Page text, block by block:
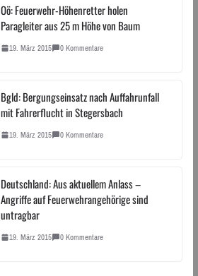
Oö: Feuerwehr-Höhenretter holen
Paragleiter aus 25 m Höhe von Baum
19. März 2015 0 Kommentare
Bgld: Bergungseinsatz nach Auffahrunfall
mit Fahrerflucht in Stegersbach
19. März 2015 0 Kommentare
Deutschland: Aus aktuellem Anlass –
Angriffe auf Feuerwehrangehörige sind
untragbar
19. März 2015 0 Kommentare